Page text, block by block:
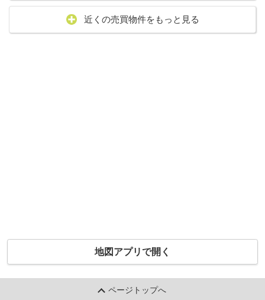
近くの売買物件をもっと見る
地図アプリで開く
ページトップへ